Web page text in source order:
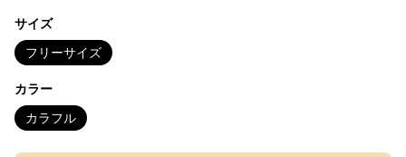
サイズ
フリーサイズ
カラー
カラフル